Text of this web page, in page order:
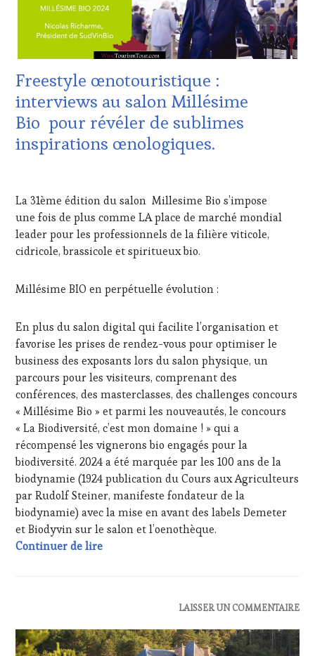
RESTAURATEUR,
CUISINIER,
SOMMELIER,
SALONS
INTERNATIONAUX,
SPOT
BY,
VAR,
VIGNOBLES,
WINE
WINE
TOURISM
FAME
WINE
TOURISM
WINETASTINGVOUCHER.COM
PROVENCE,
DOMAINE
VITICOLE,
TOURISME,
EDITION
LES
CLÉS
DU
VIN
LA
HAUTE
GASTRONOMIE
FRANÇAISE,
INVITATIONS
WINE
MÉDIAS,
PRESSE
ÉCRITE,
RADIO,
TV,
WEB,
OENOTOURISME
PALETTE,
PARTENAIRES
VIN
TOURISME,
PRODUCTEURS
TERROIR
PROVENCE,
RESTAURATEUR,
CHEF,
CUISINIER,
INTERNATIONAUX,
SPOT
Freestyle œnotouristique :
interviews au salon Millésime
Bio pour révéler de sublimes
inspirations œnologiques.
2024
La 31ème édition du salon Millesime Bio s’impose
une fois de plus comme LA place de marché mondial
leader pour les professionnels de la filière viticole,
cidricole, brassicole et spiritueux bio.
Millésime BIO en perpétuelle évolution :
En plus du salon digital qui facilite l’organisation et
favorise les prises de rendez-vous pour optimiser le
business des exposants lors du salon physique, un
parcours pour les visiteurs, comprenant des
conférences, des masterclasses, des challenges concours
« Millésime Bio » et parmi les nouveautés, le concours
« La Biodiversité, c’est mon domaine ! » qui a
récompensé les vignerons bio engagés pour la
biodiversité. 2024 a été marquée par les 100 ans de la
biodynamie (1924 publication du Cours aux Agriculteurs
par Rudolf Steiner, manifeste fondateur de la
biodynamie) avec la mise en avant des labels Demeter
et Biodyvin sur le salon et l’oenothèque.
Continuer de lireFreestyle œnotouristique : interviews au
:
WINE
LAISSER UN COMMENTAIRE